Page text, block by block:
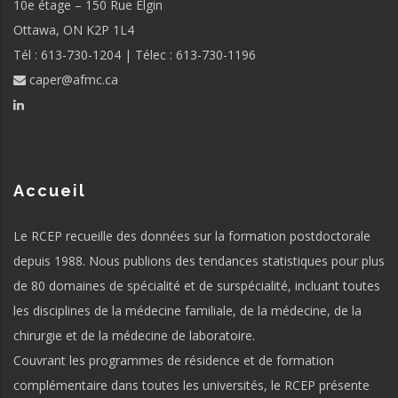
10e étage – 150 Rue Elgin
Ottawa, ON K2P 1L4
Tél : 613-730-1204 | Télec : 613-730-1196
caper@afmc.ca
Accueil
Le RCEP recueille des données sur la formation postdoctorale
depuis 1988. Nous publions des tendances statistiques pour plus
de 80 domaines de spécialité et de surspécialité, incluant toutes
les disciplines de la médecine familiale, de la médecine, de la
chirurgie et de la médecine de laboratoire.
Couvrant les programmes de résidence et de formation
complémentaire dans toutes les universités, le RCEP présente